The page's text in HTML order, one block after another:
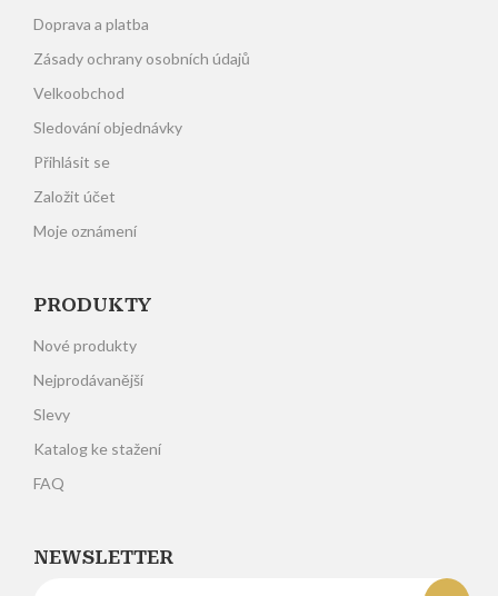
Doprava a platba
Zásady ochrany osobních údajů
Velkoobchod
Sledování objednávky
Přihlásit se
Založit účet
Moje oznámení
PRODUKTY
Nové produkty
Nejprodávanější
Slevy
Katalog ke stažení
FAQ
NEWSLETTER